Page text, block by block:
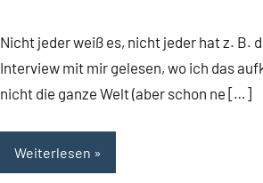
Nicht jeder weiß es, nicht jeder hat z. B.
Interview mit mir gelesen, wo ich das
nicht die ganze Welt (aber schon ne […]
Weiterlesen